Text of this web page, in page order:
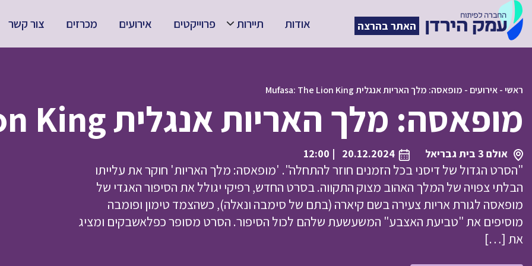
האתר בהרצה אודות תיירות פרוייקטים אירועים מכרזים צור קשר
ראשי-אירועים - מופאסה: מלך האריות אנגלית Mufasa: The Lion King
מופאסה: מלך האריות אנגלית Mufasa: The Lion King
אולם 3 בית גבריאל 20.12.2024
| 12:00
"הסרט הגדול של דיסני בכל הזמנים חוזר להתחלה". 'מופאסה: מלך האריות' חוקר את עלייתו
הבלתי צפויה של המלך האהוב מצוק התקווה. בסרט החדש, רפיקי יגולל את הסיפור האגדי של
מופאסה לגורת אריות צעירה בשם קיארה (בתם של סימבה ונאלה), כשהצמד טימון ופומבה
מוסיפים את "טביעת האצבע" המשעשעת שלהם לכול הסיפור. הסרט מסופר כפלאשבקים ומציג
את […]